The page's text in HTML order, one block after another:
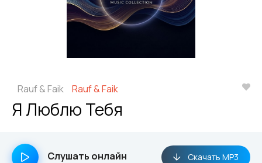
Rauf & Faik Rauf & Faik
Я Люблю Тебя
Слушать онлайн Скачать MP3